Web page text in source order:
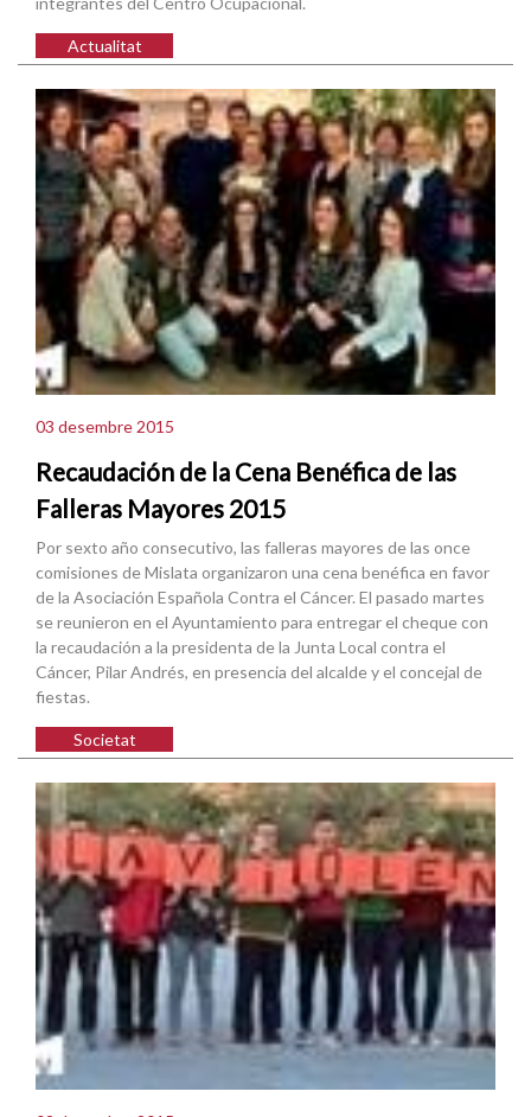
Actualitat
03 desembre 2015
Recaudación de la Cena Benéfica de las
Falleras Mayores 2015
Por sexto año consecutivo, las falleras mayores de las once
comisiones de Mislata organizaron una cena benéfica en favor
de la Asociación Española Contra el Cáncer. El pasado martes
se reunieron en el Ayuntamiento para entregar el cheque con
la recaudación a la presidenta de la Junta Local contra el
Cáncer, Pilar Andrés, en presencia del alcalde y el concejal de
fiestas.
Societat